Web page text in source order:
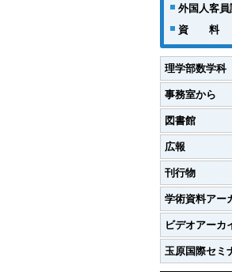
外国人客
資 料
理学部数学科
事務室から
図書館
広報
刊行物
学術資料アー
ビデオアーカ
玉原国際セミ